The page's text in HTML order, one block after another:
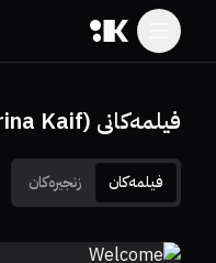
فیلمەکانی (Katrina Kaif)
فیلمەکان زنجیرەکان 6.8
0%
0%